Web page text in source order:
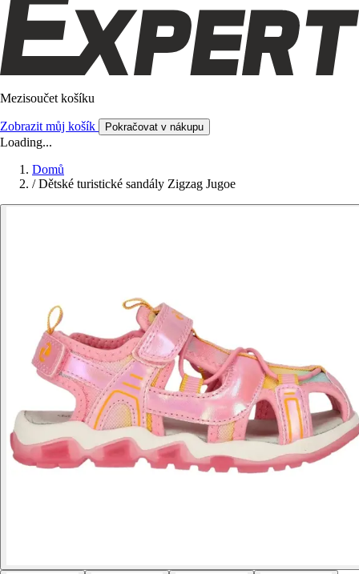
Mezisoučet košíku
Zobrazit můj košík Pokračovat v nákupu
Loading...
Domů
/ Dětské turistické sandály Zigzag Jugoe